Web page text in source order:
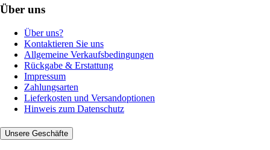
Über uns
Über uns?
Kontaktieren Sie uns
Allgemeine Verkaufsbedingungen
Rückgabe & Erstattung
Impressum
Zahlungsarten
Lieferkosten und Versandoptionen
Hinweis zum Datenschutz
Unsere Geschäfte